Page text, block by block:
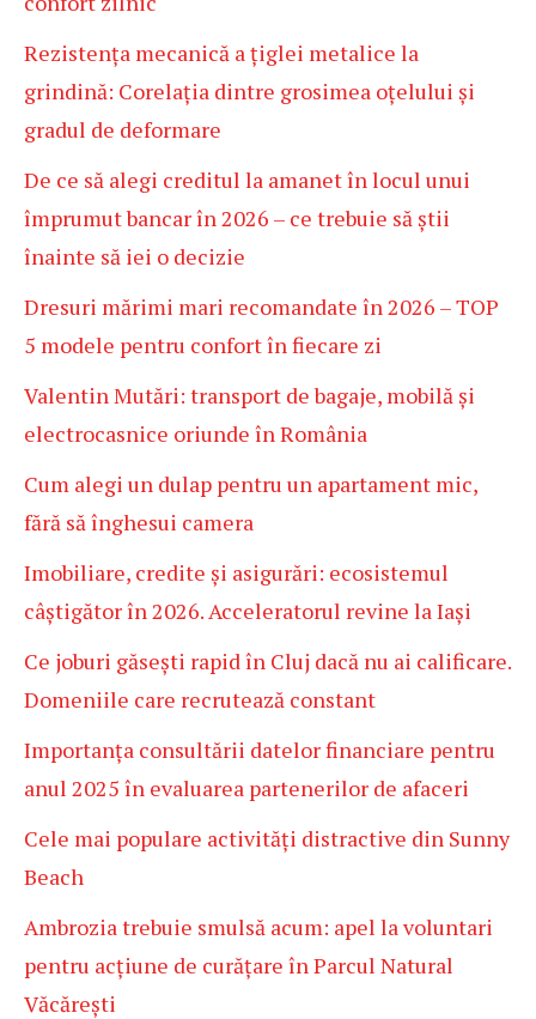
Rezistența mecanică a țiglei metalice la
grindină: Corelația dintre grosimea oțelului și
gradul de deformare
De ce să alegi creditul la amanet în locul unui
împrumut bancar în 2026 – ce trebuie să știi
înainte să iei o decizie
Dresuri mărimi mari recomandate în 2026 – TOP
5 modele pentru confort în fiecare zi
Valentin Mutări: transport de bagaje, mobilă și
electrocasnice oriunde în România
Cum alegi un dulap pentru un apartament mic,
fără să înghesui camera
Imobiliare, credite și asigurări: ecosistemul
câștigător în 2026. Acceleratorul revine la Iași
Ce joburi găsești rapid în Cluj dacă nu ai calificare.
Domeniile care recrutează constant
Importanța consultării datelor financiare pentru
anul 2025 în evaluarea partenerilor de afaceri
Cele mai populare activități distractive din Sunny
Beach
Ambrozia trebuie smulsă acum: apel la voluntari
pentru acțiune de curățare în Parcul Natural
Văcărești